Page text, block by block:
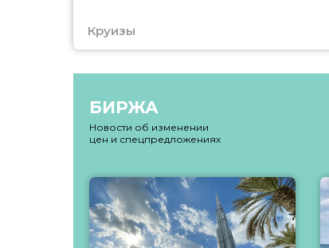
Круизы
БИРЖА
Новости об изменении
цен и спецпредложениях